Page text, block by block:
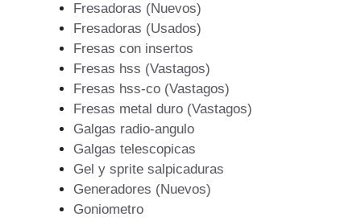
Fresadoras (Nuevos)
Fresadoras (Usados)
Fresas con insertos
Fresas hss (Vastagos)
Fresas hss-co (Vastagos)
Fresas metal duro (Vastagos)
Galgas radio-angulo
Galgas telescopicas
Gel y sprite salpicaduras
Generadores (Nuevos)
Goniometro